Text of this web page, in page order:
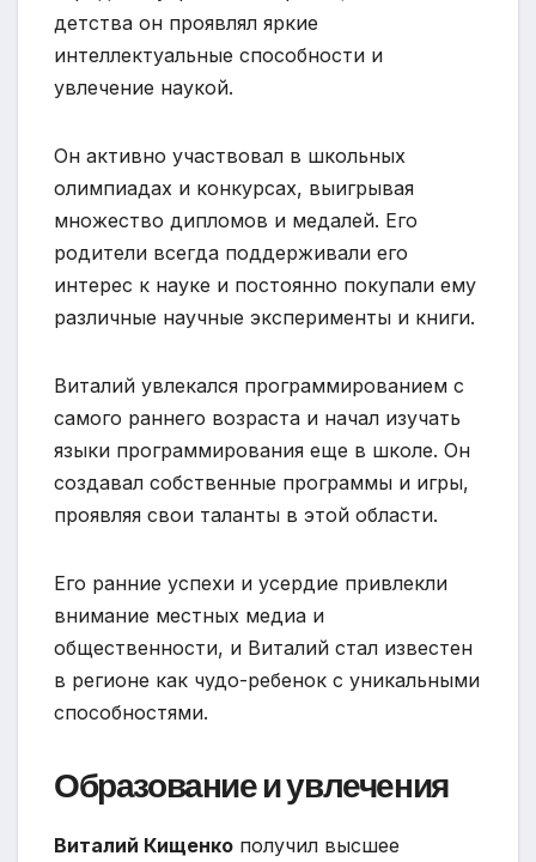
детства он проявлял яркие
интеллектуальные способности и
увлечение наукой.
Он активно участвовал в школьных
олимпиадах и конкурсах, выигрывая
множество дипломов и медалей. Его
родители всегда поддерживали его
интерес к науке и постоянно покупали ему
различные научные эксперименты и книги.
Виталий увлекался программированием с
самого раннего возраста и начал изучать
языки программирования еще в школе. Он
создавал собственные программы и игры,
проявляя свои таланты в этой области.
Его ранние успехи и усердие привлекли
внимание местных медиа и
общественности, и Виталий стал известен
в регионе как чудо-ребенок с уникальными
способностями.
Образование и увлечения
Виталий Кищенко получил высшее